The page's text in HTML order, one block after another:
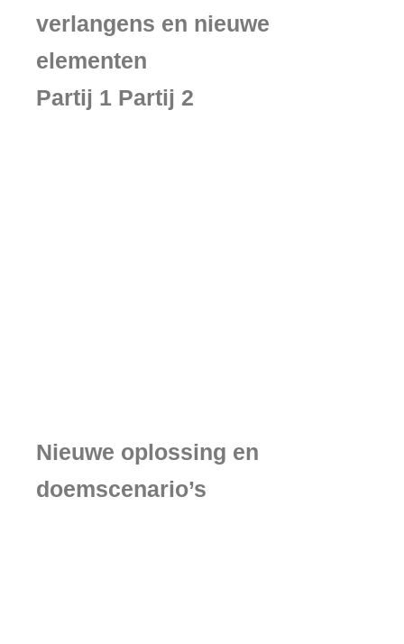
verlangens en nieuwe
elementen
Partij 1 Partij 2
Nieuwe oplossing en
doemscenario’s